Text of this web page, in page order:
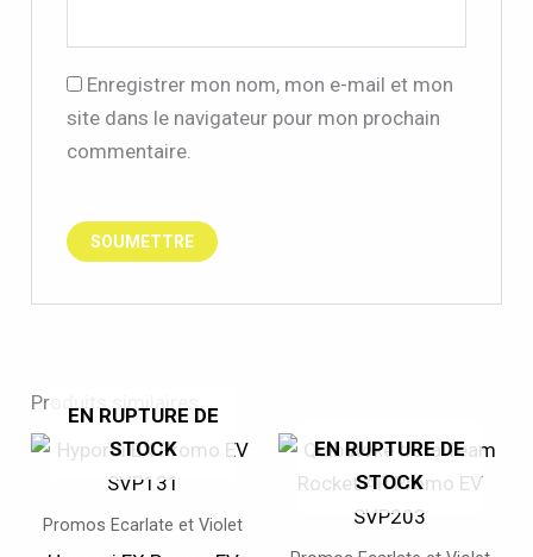
Enregistrer mon nom, mon e-mail et mon
site dans le navigateur pour mon prochain
commentaire.
Produits similaires
EN RUPTURE DE
STOCK
Promos Ecarlate et Violet
EN RUPTURE DE
STOCK